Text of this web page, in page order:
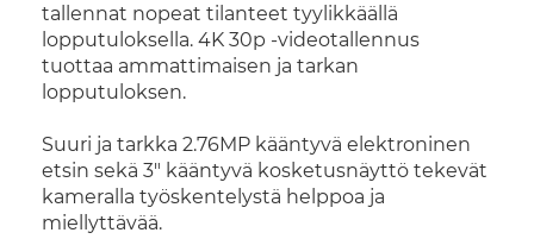
tallennat nopeat tilanteet tyylikkäällä
lopputuloksella. 4K 30p -videotallennus
tuottaa ammattimaisen ja tarkan
lopputuloksen.
Suuri ja tarkka 2.76MP kääntyvä elektroninen
etsin sekä 3" kääntyvä kosketusnäyttö tekevät
kameralla työskentelystä helppoa ja
miellyttävää.